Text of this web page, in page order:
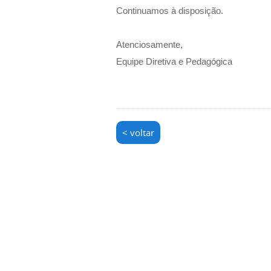
Continuamos à disposição.
Atenciosamente,
Equipe Diretiva e Pedagógica
< voltar